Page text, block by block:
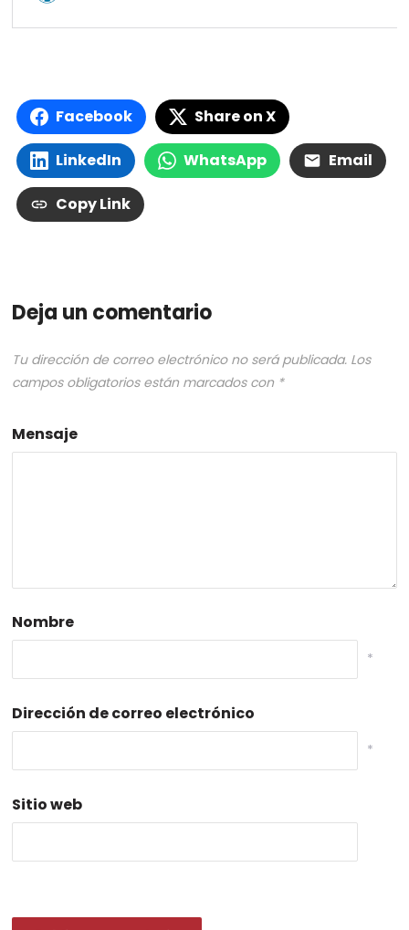
Facebook Share on X
LinkedIn WhatsApp Email
Copy Link
Deja un comentario
Tu dirección de correo electrónico no será publicada. Los
campos obligatorios están marcados con *
Mensaje
Nombre
*
Dirección de correo electrónico
*
Sitio web